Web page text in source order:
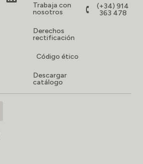
Trabaja con
nosotros
Derechos
rectificación
Código ético
Descargar
catálogo
(+34) 914
363 478